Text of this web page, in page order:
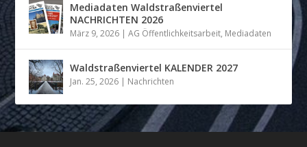
Mediadaten Waldstraßenviertel
NACHRICHTEN 2026
März 9, 2026 |AG Öffentlichkeitsarbeit, Mediadaten
Waldstraßenviertel KALENDER 2027
Jan. 25, 2026 | Nachrichten